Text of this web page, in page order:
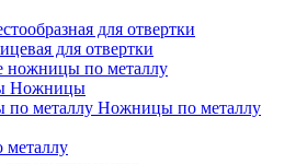
для отвертки
для отвертки
ножницы по металлу
Ножницы
Ножницы по металлу